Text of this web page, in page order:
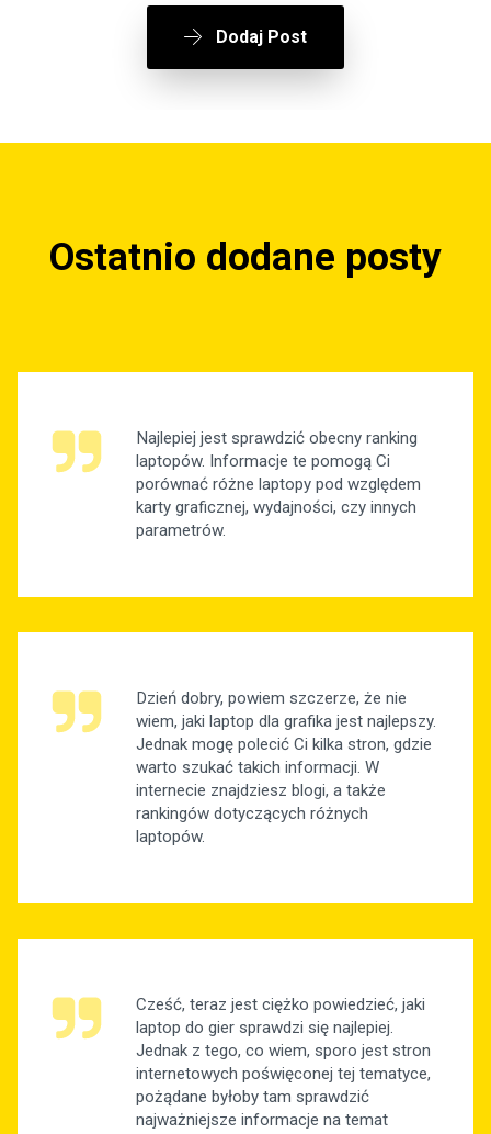
Dodaj Post
Ostatnio dodane posty
Najlepiej jest sprawdzić obecny ranking
laptopów. Informacje te pomogą Ci
porównać różne laptopy pod względem
karty graficznej, wydajności, czy innych
parametrów.
Dzień dobry, powiem szczerze, że nie
wiem, jaki laptop dla grafika jest najlepszy.
Jednak mogę polecić Ci kilka stron, gdzie
warto szukać takich informacji. W
internecie znajdziesz blogi, a także
rankingów dotyczących różnych
laptopów.
Cześć, teraz jest ciężko powiedzieć, jaki
laptop do gier sprawdzi się najlepiej.
Jednak z tego, co wiem, sporo jest stron
internetowych poświęconej tej tematyce,
pożądane byłoby tam sprawdzić
najważniejsze informacje na temat